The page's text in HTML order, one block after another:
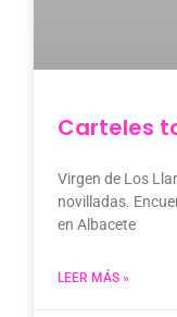
Carteles
Virgen de Los
novilladas.
en Albacete
LEER MÁS »